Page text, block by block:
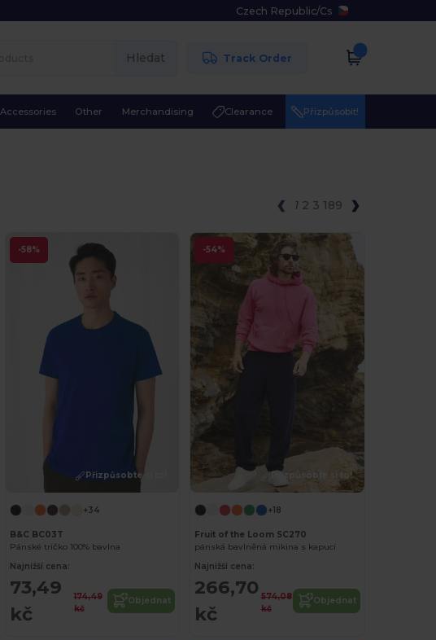
Czech Republic/Cs
Hledat Track Order
Accessories Other Merchandising Clearance Přizpůsobit!
1 2 3 189
-58%
Přizpůsobte si to!
+34
B&C BC03T
Pánské tričko 100% bavlna
Najnižší cena:
73,49
kč
174,49
kč
Objednat
-54%
Přizpůsobte si to!
+18
Fruit of the Loom SC270
pánská bavlněná mikina s kapucí
Najnižší cena:
266,70
kč
574,08
kč
Objednat